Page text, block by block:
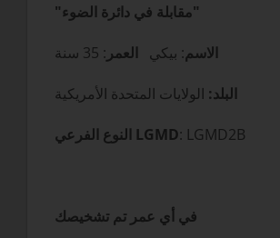
"مقابلة في دائرة الضوء"
الاسم: بيكي العمر : 35 سنة
البلد: الولايات المتحدة الأمريكية
النوع الفرعي LGMD: LGMD2B
في أي عمر تم تشخيصك